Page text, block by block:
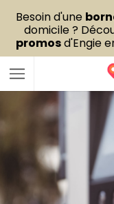
Besoin d'une
domicile ?
promosd'Engie